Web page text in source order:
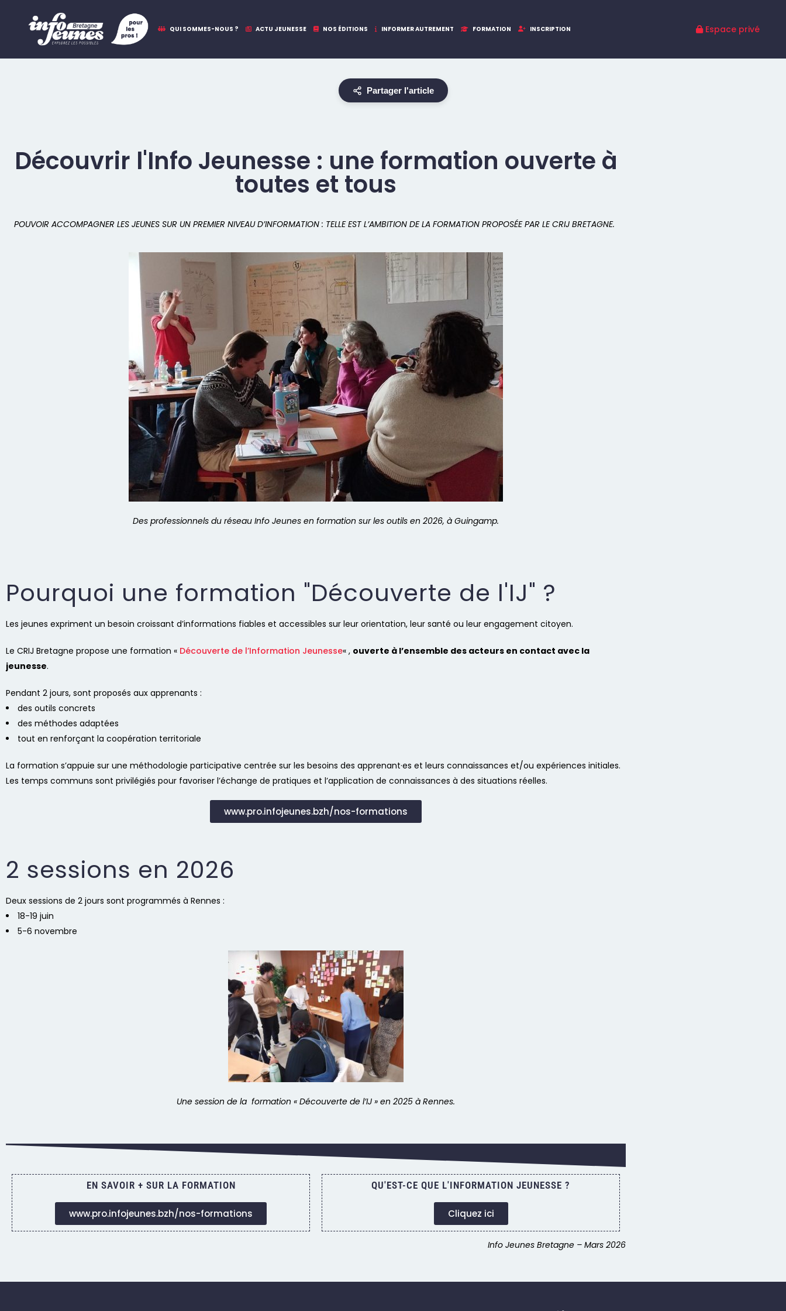
QUI SOMMES-NOUS ? ACTU JEUNESSE NOS ÉDITIONS INFORMER AUTREMENT FORMATION INSCRIPTION
Partager l'article
Découvrir l'Info Jeunesse : une formation ouverte à
toutes et tous
POUVOIR ACCOMPAGNER LES JEUNES SUR UN PREMIER NIVEAU D’INFORMATION : TELLE EST L’AMBITION DE LA FORMATION PROPOSÉE PAR LE CRIJ BRETAGNE.
Des professionnels du réseau Info Jeunes en formation sur les outils en 2026, à Guingamp.
Pourquoi une formation "Découverte de l'IJ" ?
Les jeunes expriment un besoin croissant d’informations fiables et accessibles sur leur orientation, leur santé ou leur engagement citoyen.
Le CRIJ Bretagne propose une formation « Découverte de l’Information Jeunesse« , ouverte à l’ensemble des acteurs en contact avec la
jeunesse.
Pendant 2 jours, sont proposés aux apprenants :
des outils concrets
des méthodes adaptées
tout en renforçant la coopération territoriale
La formation s’appuie sur une méthodologie participative centrée sur les besoins des apprenant·es et leurs connaissances et/ou expériences initiales.
Les temps communs sont privilégiés pour favoriser l’échange de pratiques et l’application de connaissances à des situations réelles.
www.pro.infojeunes.bzh/nos-formations
2 sessions en 2026
Deux sessions de 2 jours sont programmés à Rennes :
18-19 juin
5-6 novembre
Une session de la formation « Découverte de l’IJ » en 2025 à Rennes.
EN SAVOIR + SUR LA FORMATION
www.pro.infojeunes.bzh/nos-formations
QU'EST-CE QUE L'INFORMATION JEUNESSE ?
Cliquez ici
Info Jeunes Bretagne – Mars 2026